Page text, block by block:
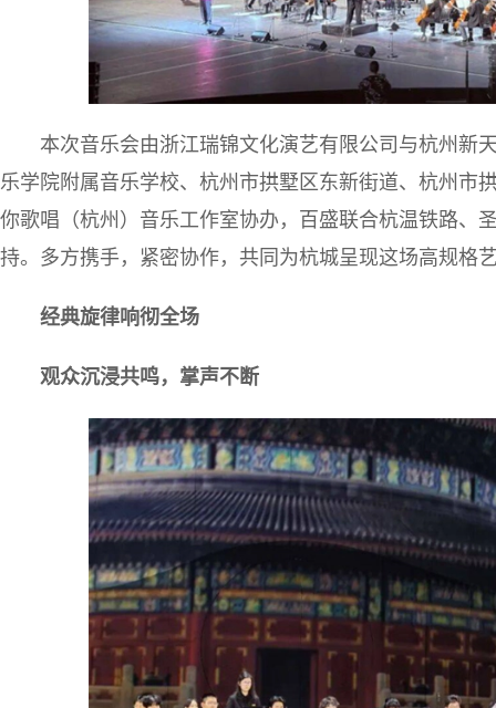
本次音乐会由浙江瑞锦文化演艺有限公司与杭州新
乐学院附属音乐学校、杭州市拱墅区东新街道、杭州市
你歌唱（杭州）音乐工作室协办，百盛联合杭温铁路、
持。多方携手，紧密协作，共同为杭城呈现这场高规格
经典旋律响彻全场
观众沉浸共鸣，掌声不断